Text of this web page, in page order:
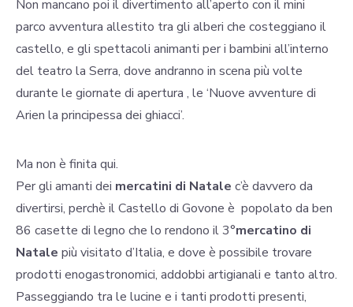
Non mancano poi il divertimento all’aperto con il mini
parco avventura allestito tra gli alberi che costeggiano il
castello, e gli spettacoli animanti per i bambini all’interno
del teatro la Serra, dove andranno in scena più volte
durante le giornate di apertura , le ‘Nuove avventure di
Arien la principessa dei ghiacci’.
Ma non è finita qui.
Per gli amanti dei mercatini di Natale c’è davvero da
divertirsi, perchè il Castello di Govone è popolato da ben
86 casette di legno che lo rendono il 3°mercatino di
Natale più visitato d’Italia, e dove è possibile trovare
prodotti enogastronomici, addobbi artigianali e tanto altro.
Passeggiando tra le lucine e i tanti prodotti presenti,